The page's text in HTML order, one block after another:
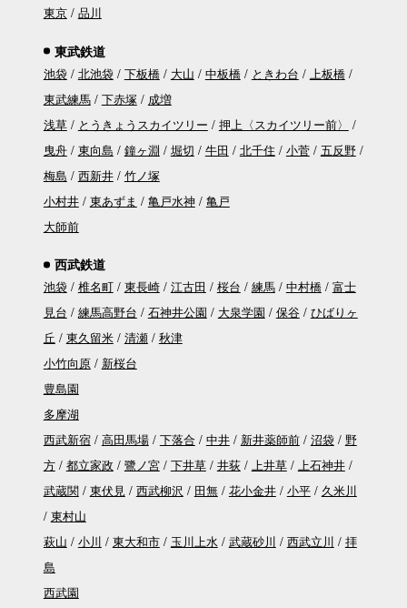
東京 品川
東武鉄道
池袋 北池袋 下板橋 大山 中板橋 ときわ台
上板橋
東武練馬
下赤塚
成増
浅草
とうきょうスカイツリー
押上〈スカイツリー前〉
曳舟
東向島 鐘ヶ淵 堀切 牛田 北千住 小菅
五反野
梅島
西新井
竹ノ塚
小村井
東あずま 亀戸水神
亀戸
大師前
西武鉄道
池袋 椎名町 東長崎 江古田 桜台 練馬 中村橋
富士
見台
練馬高野台 石神井公園 大泉学園 保谷
ひばりヶ
丘
東久留米 清瀬
秋津
小竹向原
新桜台
豊島園
多摩湖
西武新宿
高田馬場 下落合 中井 新井薬師前 沼袋
野
方
都立家政 鷺ノ宮 下井草 井荻 上井草
上石神井
武蔵関
東伏見 西武柳沢 田無 花小金井 小平
久米川
東村山
萩山
小川 東大和市 玉川上水 武蔵砂川 西武立川
拝
島
西武園